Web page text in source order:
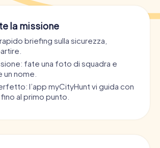
la missione
briefing sulla sicurezza,
fate una foto di squadra e
nome.
l’app myCityHunt vi guida con
al primo punto.